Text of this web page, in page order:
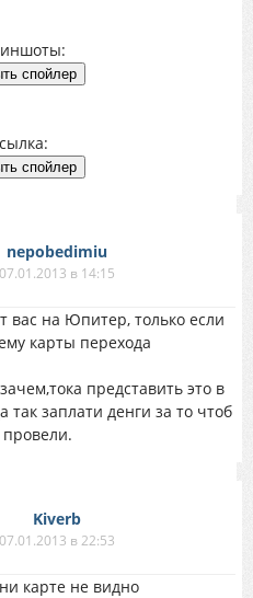
nepobedimiu
07.01.2013 в 14:15
вас на Юпитер, только если
карты перехода
представить это в
так заплати денги за то чтоб
провели.
Kiverb
07.01.2013 в 22:53
карте не видно